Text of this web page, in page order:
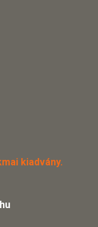
kiadvány.